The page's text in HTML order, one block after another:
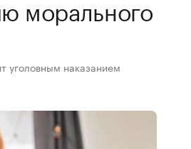
морального
уголовным наказанием